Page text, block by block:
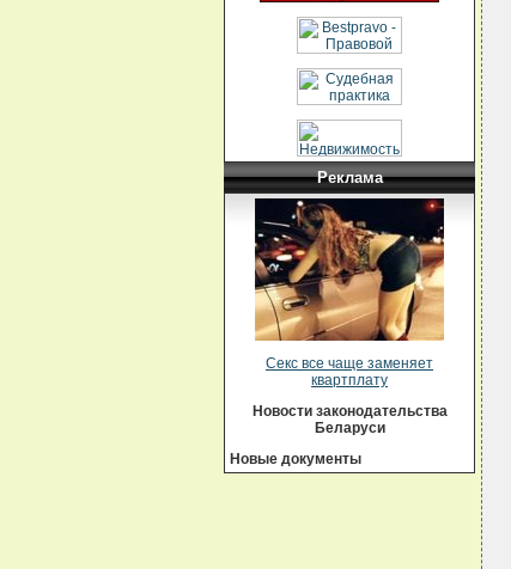
Реклама
Секс все чаще заменяет
квартплату
Новости законодательства
Беларуси
Новые документы